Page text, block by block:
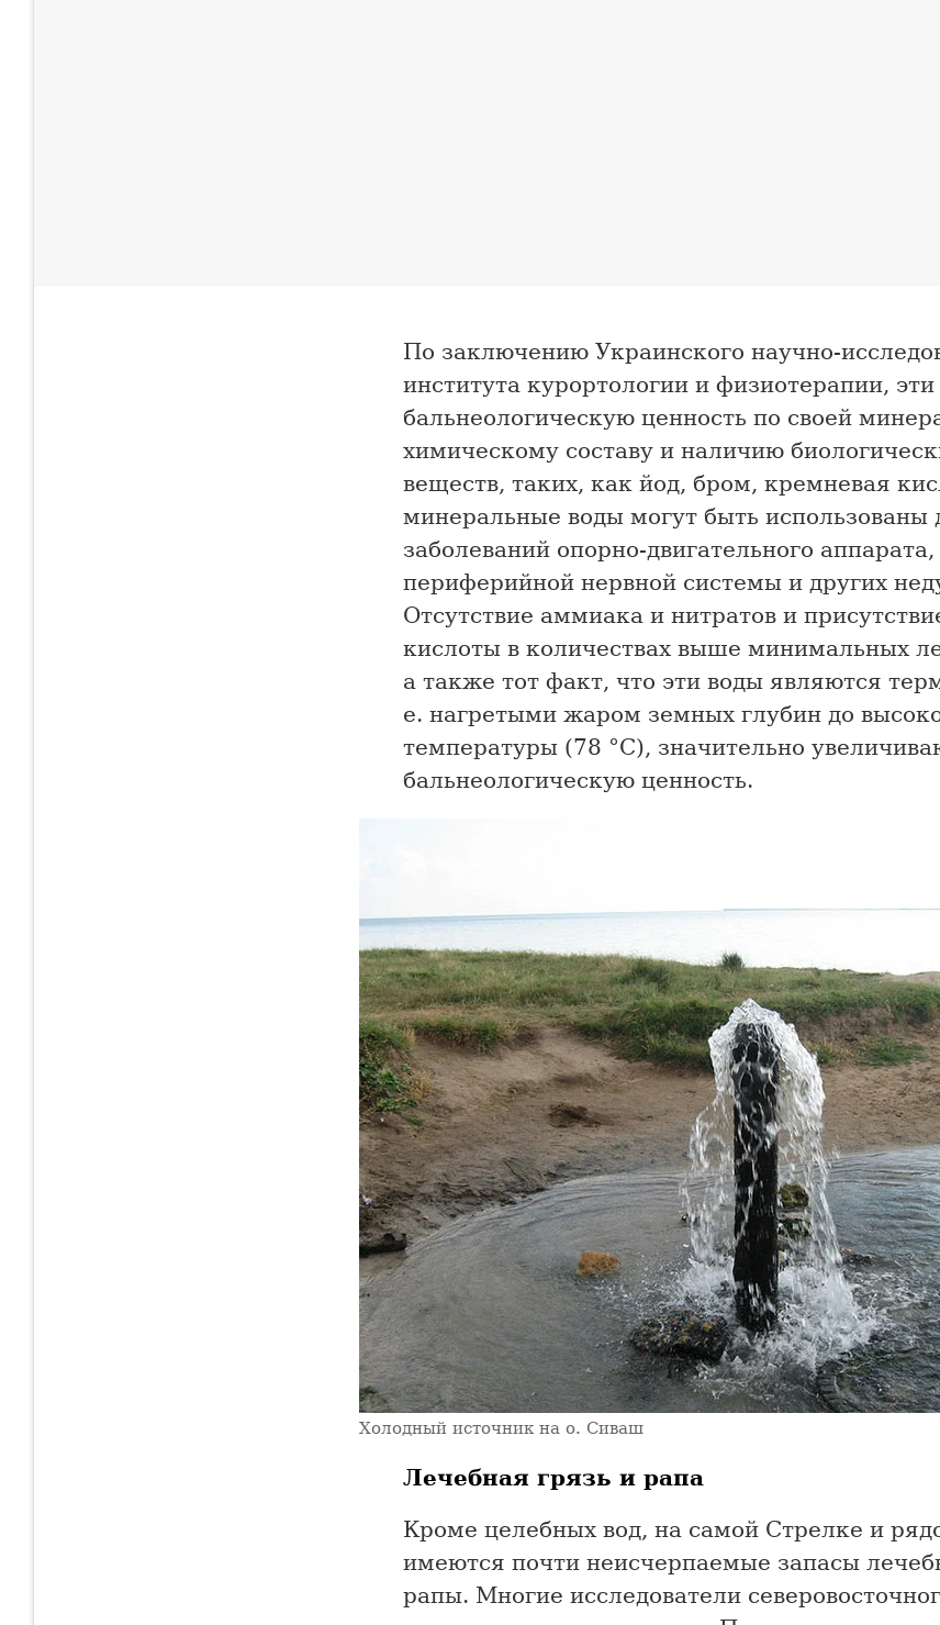
По заключению Украинского научно-
института курортологии и физиотерапии,
бальнеологическую ценность по своей
химическому составу и наличию
веществ, таких, как йод, бром, кремневая
минеральные воды могут быть использованы
заболеваний опорно-двигательного аппарата,
периферийной нервной системы и других
Отсутствие аммиака и нитратов и
кислоты в количествах выше минимальных
а также тот факт, что эти воды являются
е. нагретыми жаром земных глубин до
температуры (78 °С), значительно
бальнеологическую ценность.
Холодный источник на о. Сиваш
Лечебная грязь и рапа
Кроме целебных вод, на самой Стрелке и
имеются почти неисчерпаемые запасы
рапы. Многие исследователи